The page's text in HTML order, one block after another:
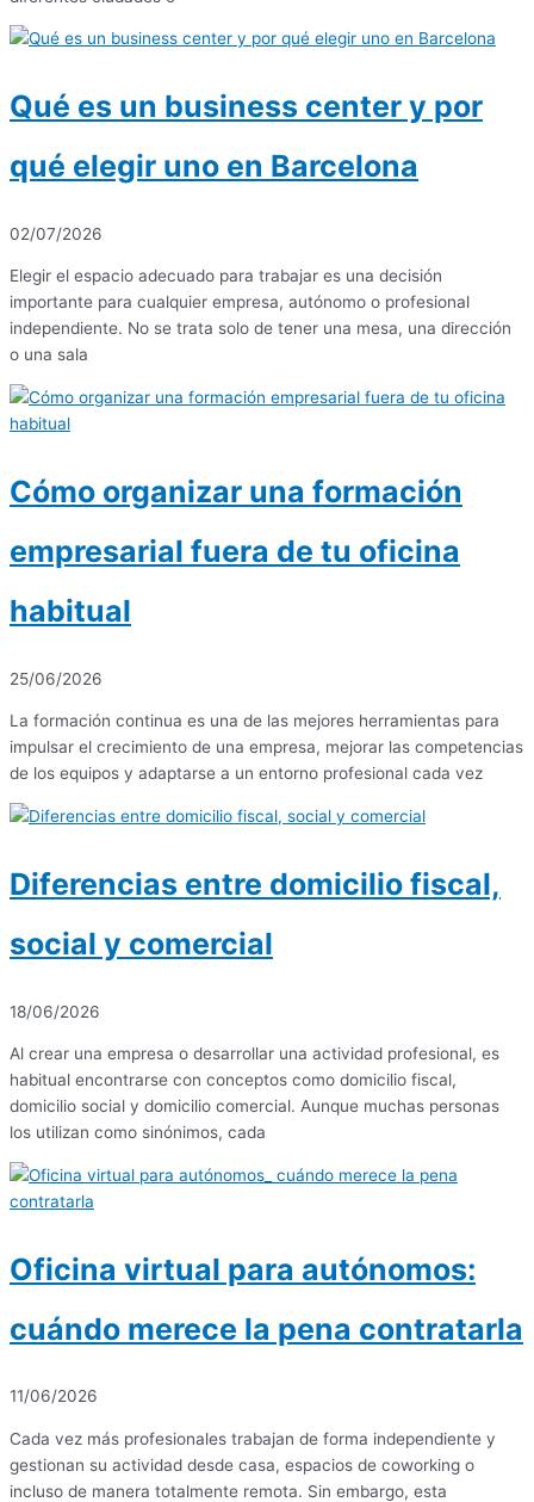
Qué es un business center y por
qué elegir uno en Barcelona
02/07/2026
Elegir el espacio adecuado para trabajar es una decisión
importante para cualquier empresa, autónomo o profesional
independiente. No se trata solo de tener una mesa, una dirección
o una sala
Cómo organizar una formación
empresarial fuera de tu oficina
habitual
25/06/2026
La formación continua es una de las mejores herramientas para
impulsar el crecimiento de una empresa, mejorar las competencias
de los equipos y adaptarse a un entorno profesional cada vez
Diferencias entre domicilio fiscal,
social y comercial
18/06/2026
Al crear una empresa o desarrollar una actividad profesional, es
habitual encontrarse con conceptos como domicilio fiscal,
domicilio social y domicilio comercial. Aunque muchas personas
los utilizan como sinónimos, cada
Oficina virtual para autónomos:
cuándo merece la pena contratarla
11/06/2026
Cada vez más profesionales trabajan de forma independiente y
gestionan su actividad desde casa, espacios de coworking o
incluso de manera totalmente remota. Sin embargo, esta